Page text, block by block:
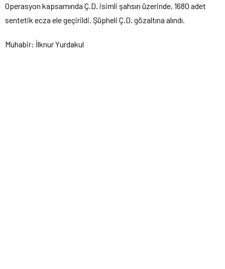
Operasyon kapsamında Ç.D. isimli şahsın üzerinde, 1680 adet
sentetik ecza ele geçirildi. Şüpheli Ç.D. gözaltına alındı.
Muhabir: İlknur Yurdakul